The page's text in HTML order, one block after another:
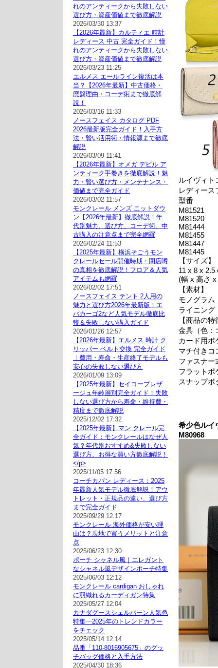
ルイヴィト
レディース
型番
M81521
M81520
M81444
M81455
M81447
M81445
【サイズ】
11 x 8 x 2.5
(幅 x 高さ
【素材】
モノグラム
ライニング
【商品の特
金具（色：
カード用ポ
マチ付きコ
ファスナー
フラットポ
スナップボ
希少色ルイ
M80968
れのアンティークから失敗しない
選び方・資産価値まで徹底解説
2026/03/30 13:37
【2026年最新】カルティエ 時計
レディース 中古 完全ガイド！憧
れのアンティークから失敗しない
選び方・資産価値まで徹底解説
2026/03/23 11:25
エルメス エールライン復活は本
当？【2026年最新】中古価格・
廃盤理由・コーデ術まで徹底解
説！
2026/03/16 11:33
ノースフェイス カタログ PDF
2026最新版完全ガイド！入手方
法・賢い活用術・情報源まで徹底
解説
2026/03/09 11:41
【2026年最新】オメガ デビル ア
ンティーク手巻きを徹底解説！魅
力・賢い選び方・メンテナンス・
価値まで完全ガイド
2026/03/02 11:57
モンクレール メンズ ニットダウ
ン【2026年最新】徹底解説！年
代別魅力、選び方、コーデ術、中
古購入の注意点まで完全網羅
2026/02/24 11:53
【2025年最新】横浜そごうモン
クレールセール開催時期・閉店噂
の真相を徹底解説！フロア＆人気
アイテムも網羅
2026/02/02 17:51
ノースフェイス テント 2人用の
魅力と選び方2026年最新版！エ
バカーゴ2など人気モデル徹底比
較＆失敗しない購入ガイド
2026/01/26 12:57
【2026年最新】エルメス 時計 ク
リッパー ベルト交換 完全ガイド
｜費用・寿命・生産終了モデルも
安心の失敗しない選び方
2026/01/09 13:09
【2025年最新】セイコープレザ
ージュ年齢層別完全ガイド！失敗
しない選び方から寿命・維持費・
精度まで徹底解説
2025/12/02 17:32
【2025年最新】マン クレール完
全ガイド：モンクレールはなぜ人
気？年代別おすすめ&失敗しない
選び方、お得な買い方徹底解説！
</p>
2025/11/05 17:56
コーチカバン レディース：2025
年最新人気モデル徹底解説！アウ
トレット・正規品の違い、選び方
まで完全ガイド
2025/09/29 12:17
モンクレール 海外価格が安い理
由は？現地で買うメリットと注意
点
2025/06/23 12:30
ポーチ シャネル風｜エレガント
なシャネル風デザインポーチ特集
2025/06/03 12:12
モンクレール cardigan おしゃれ
に羽織れるカーディガン特集
2025/05/27 12:04
カナダグースシェルバーン人気色
特集—2025年のトレンドカラー
をチェック
2025/05/14 12:14
品番「110-8016905675」のグッ
チバッグ価格と入手方法
2025/04/30 18:36